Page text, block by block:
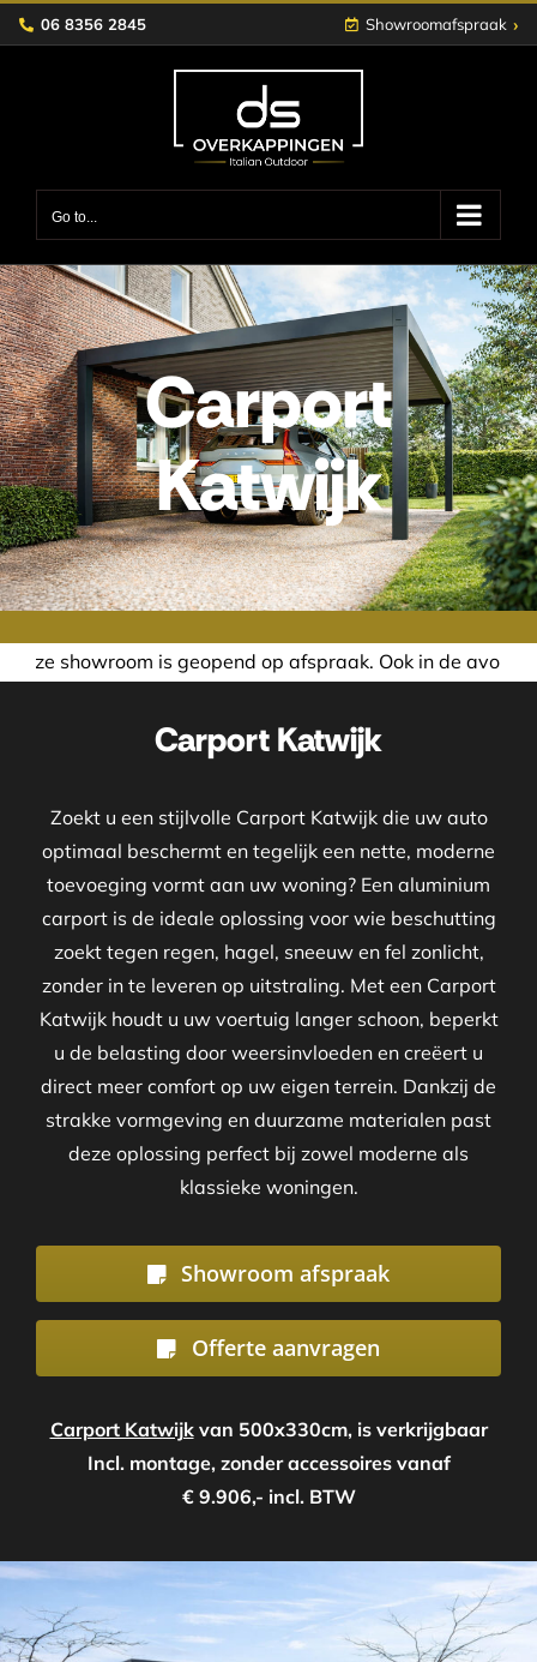
Skip
to
06 8356 2845 Showroomafspraak ›
Go to...
Carport
Katwijk
is geopend op afspraak. Ook in de avond of in het
Carport Katwijk
Zoekt u een stijlvolle Carport Katwijk die uw auto
optimaal beschermt en tegelijk een nette, moderne
toevoeging vormt aan uw woning? Een aluminium
carport is de ideale oplossing voor wie beschutting
zoekt tegen regen, hagel, sneeuw en fel zonlicht,
zonder in te leveren op uitstraling. Met een Carport
Katwijk houdt u uw voertuig langer schoon, beperkt
u de belasting door weersinvloeden en creëert u
direct meer comfort op uw eigen terrein. Dankzij de
strakke vormgeving en duurzame materialen past
deze oplossing perfect bij zowel moderne als
klassieke woningen.
Showroom afspraak
Offerte aanvragen
Carport Katwijkvan 500x330cm, is verkrijgbaar
Incl. montage, zonder accessoires vanaf
€ 9.906,- incl. BTW